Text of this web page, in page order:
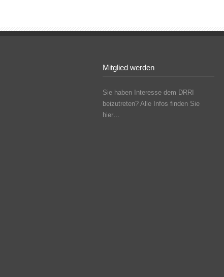
Mitglied werden
Sie haben Interesse dem DRRI
beizutreten? Alle Infos finden Sie
hier…